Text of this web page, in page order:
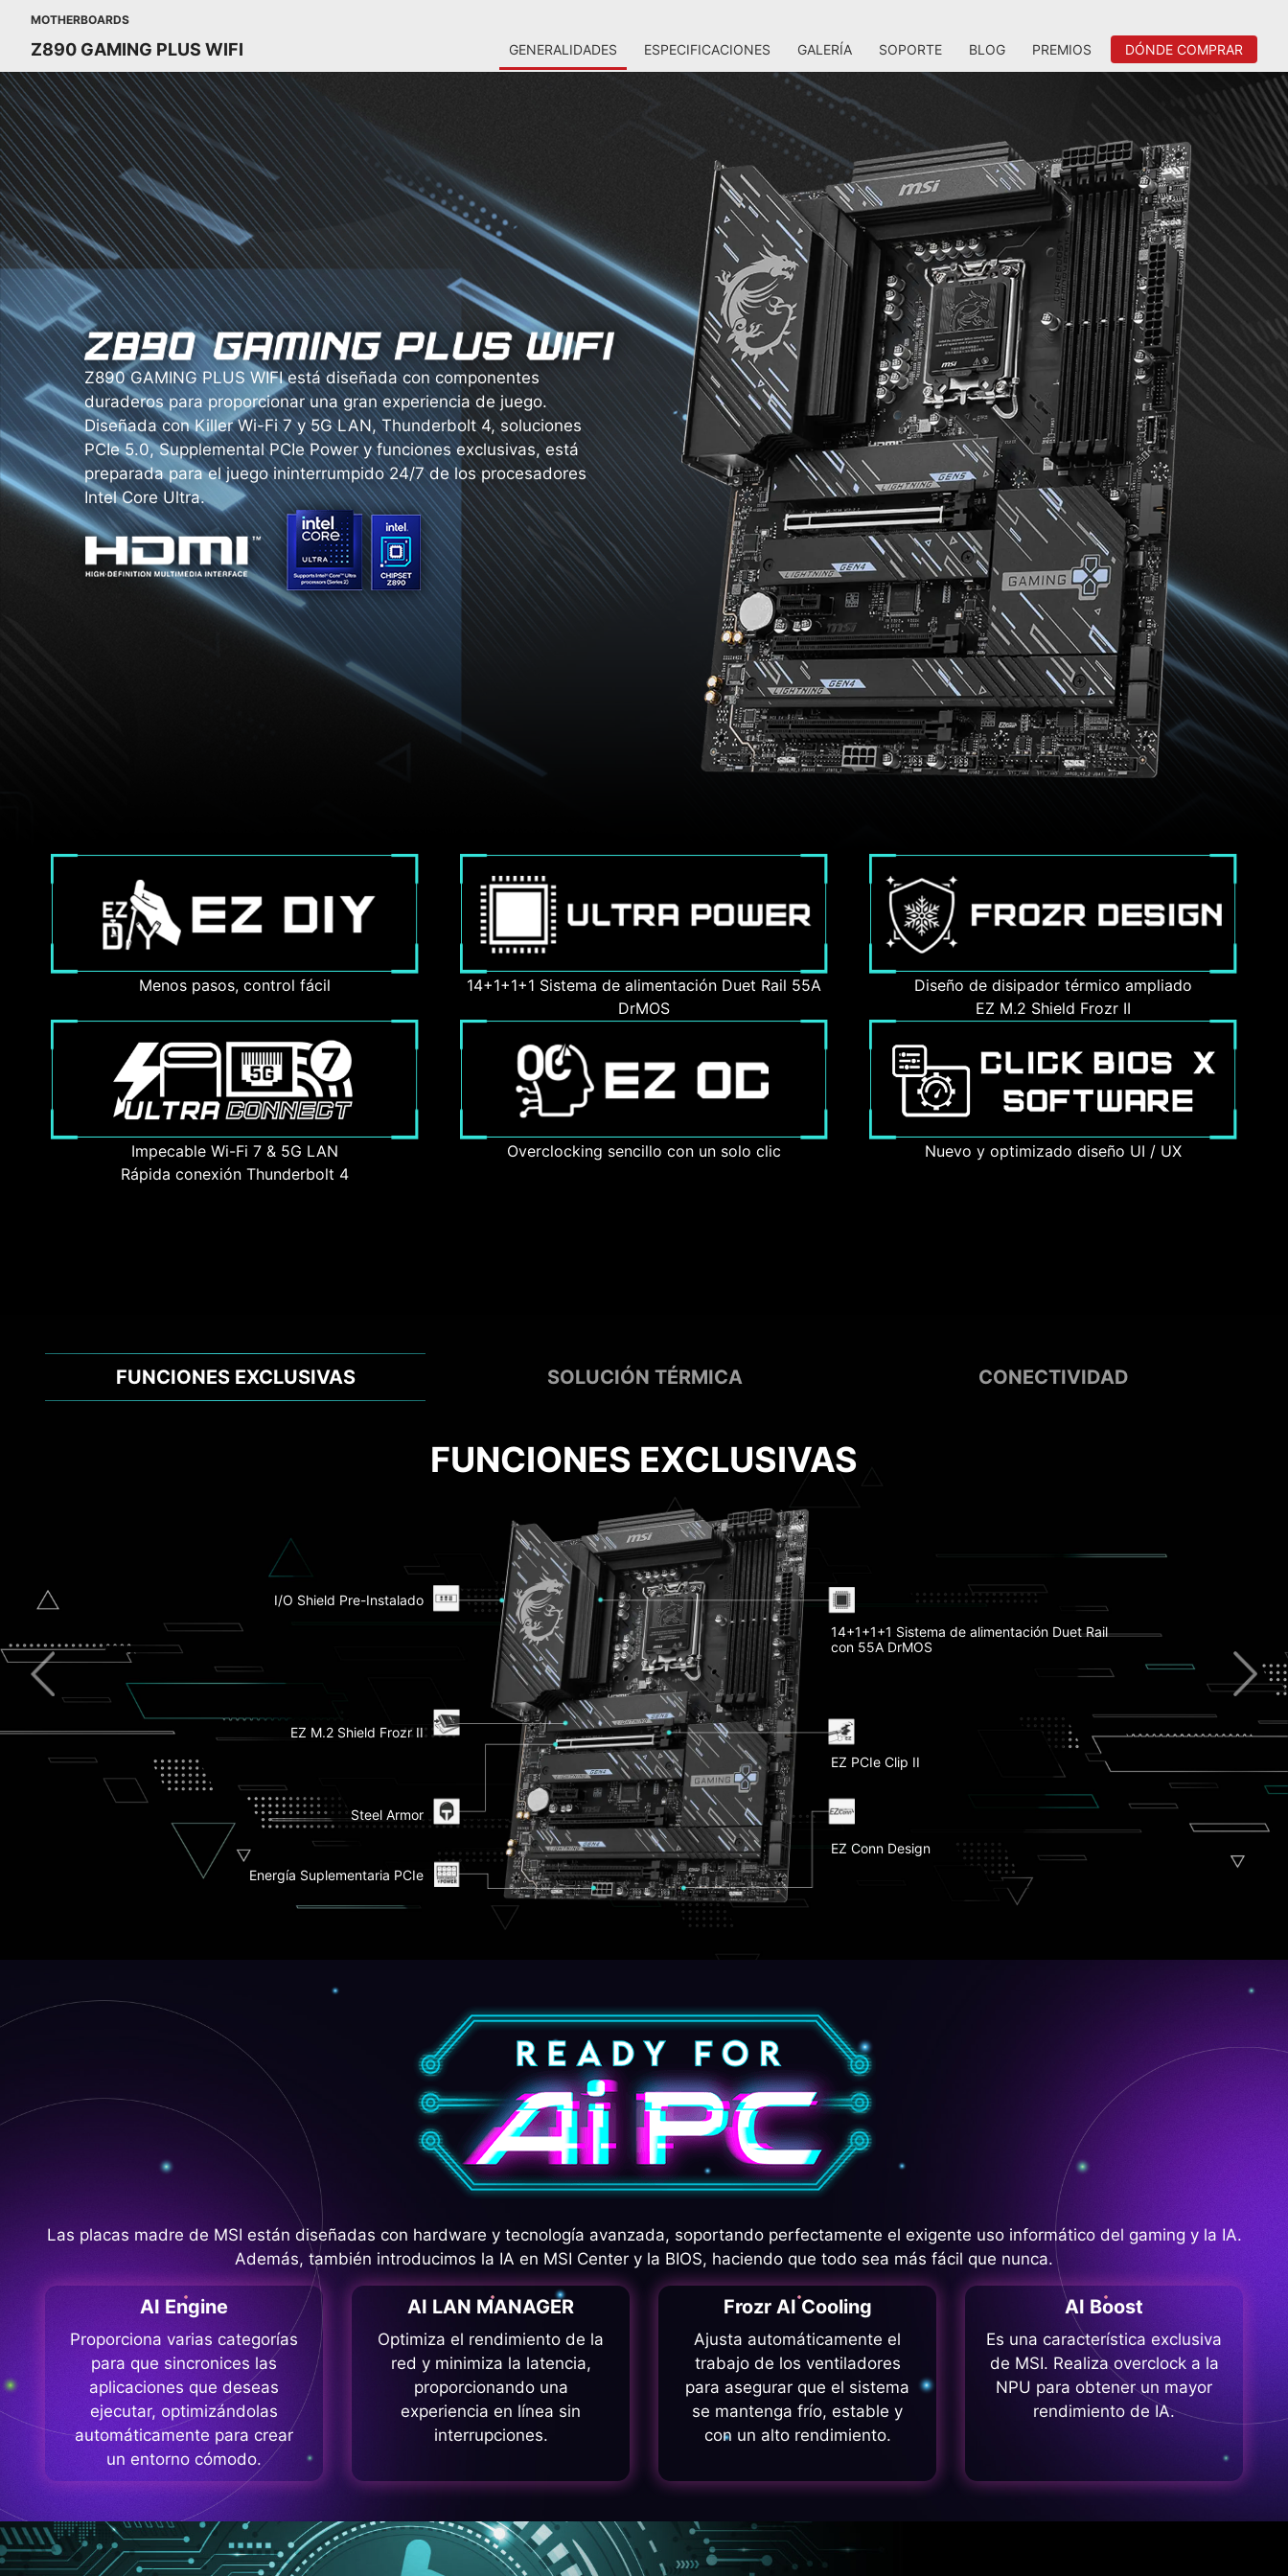
MOTHERBOARDS
Z890 GAMING PLUS WIFI GENERALIDADES ESPECIFICACIONES GALERÍA SOPORTE BLOG PREMIOS DÓNDE COMPRAR
Z890 GAMING PLUS WIFI está diseñada con componentes
duraderos para proporcionar una gran experiencia de juego.
Diseñada con Killer Wi-Fi 7 y 5G LAN, Thunderbolt 4, soluciones
PCIe 5.0, Supplemental PCIe Power y funciones exclusivas, está
preparada para el juego ininterrumpido 24/7 de los procesadores
Intel Core Ultra.
Menos pasos, control fácil
14+1+1+1 Sistema de alimentación Duet Rail 55A
DrMOS
Diseño de disipador térmico ampliado
EZ M.2 Shield Frozr II
Impecable Wi-Fi 7 & 5G LAN
Rápida conexión Thunderbolt 4
Overclocking sencillo con un solo clic Nuevo y optimizado diseño UI / UX
FUNCIONES EXCLUSIVAS SOLUCIÓN TÉRMICA CONECTIVIDAD
FUNCIONES EXCLUSIVAS
I/O Shield Pre-Instalado
EZ M.2 Shield Frozr II
Steel Armor
Energía Suplementaria PCIe
14+1+1+1 Sistema de alimentación Duet Rail
con 55A DrMOS
EZ PCIe Clip II
EZ Conn Design
PCB de 6 capas grado servidor
Soporte de Radiador
Memory Boost
3x Slots PCIe 4.0 M.2
Las placas madre de MSI están diseñadas con hardware y tecnología avanzada, soportando perfectamente el exigente uso informático del gaming y la IA.
Además, también introducimos la IA en MSI Center y la BIOS, haciendo que todo sea más fácil que nunca.
AI Engine
Proporciona varias categorías
para que sincronices las
aplicaciones que deseas
ejecutar, optimizándolas
automáticamente para crear
un entorno cómodo.
AI LAN MANAGER
Optimiza el rendimiento de la
red y minimiza la latencia,
proporcionando una
experiencia en línea sin
interrupciones.
Frozr AI Cooling
Ajusta automáticamente el
trabajo de los ventiladores
para asegurar que el sistema
se mantenga frío, estable y
con un alto rendimiento.
AI Boost
Es una característica exclusiva
de MSI. Realiza overclock a la
NPU para obtener un mayor
rendimiento de IA.